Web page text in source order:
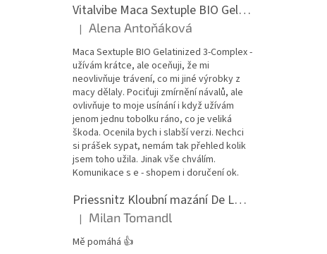
Vitalvibe Maca Sextuple BIO Gelatinized 3-Complex, 60 kapslí
Hodnocení produktu je 5 z 5 hvězdiček.
| Alena Antoňáková
Maca Sextuple BIO Gelatinized 3-Complex -
užívám krátce, ale oceňuji, že mi
neovlivňuje trávení, co mi jiné výrobky z
macy dělaly. Pociťuji zmírnění návalů, ale
ovlivňuje to moje usínání i když užívám
jenom jednu tobolku ráno, co je veliká
škoda. Ocenila bych i slabší verzi. Nechci
si prášek sypat, nemám tak přehled kolik
jsem toho užila. Jinak vše chválím.
Komunikace s e - shopem i doručení ok.
Priessnitz Kloubní mazání De Luxe, 200ml
Hodnocení produktu je 5 z 5 hvězdiček.
| Milan Tomandl
Mě pomáhá 👍